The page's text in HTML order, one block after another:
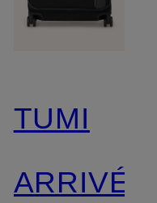
TUMI
ARRIVÉ